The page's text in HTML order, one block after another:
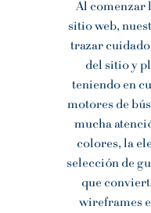
Al comenzar
sitio web,
trazar
del sitio y
teniendo en
motores de
mucha
colores, la
selección de
que
wireframes